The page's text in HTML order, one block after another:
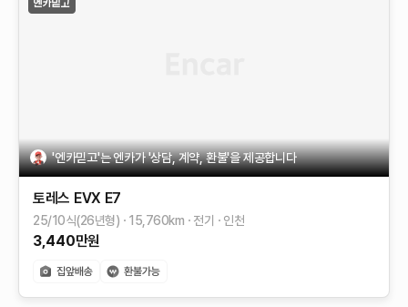
'엔카믿고'는 엔카가 '상담, 계약, 환불'을 제공합니다
토레스 EVX E7
25/10식(26년형) 15,760km 전기 인천
3,440만원